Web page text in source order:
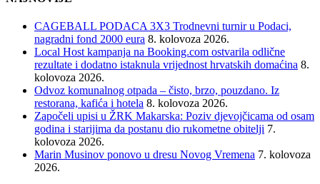
CAGEBALL PODACA 3X3 Trodnevni turnir u Podaci,
nagradni fond 2000 eura 8. kolovoza 2026.
Local Host kampanja na Booking.com ostvarila odlične
rezultate i dodatno istaknula vrijednost hrvatskih domaćina 8.
kolovoza 2026.
Odvoz komunalnog otpada – čisto, brzo, pouzdano. Iz
restorana, kafića i hotela 8. kolovoza 2026.
Započeli upisi u ŽRK Makarska: Poziv djevojčicama od osam
godina i starijima da postanu dio rukometne obitelji 7.
kolovoza 2026.
Marin Musinov ponovo u dresu Novog Vremena 7. kolovoza
2026.